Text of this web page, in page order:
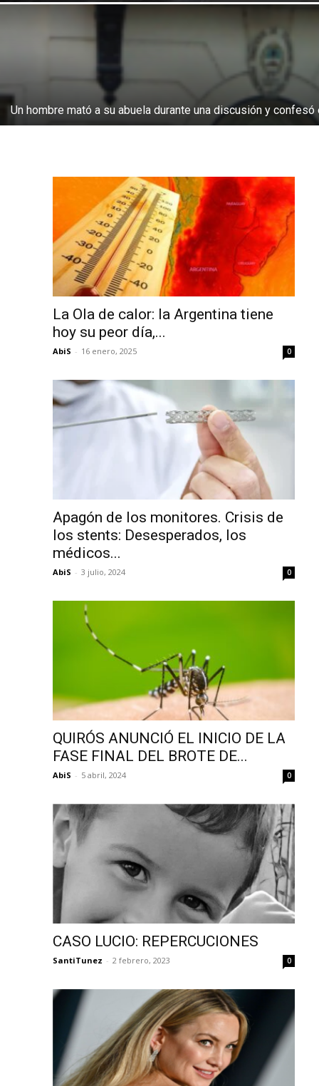
Un hombre mató a su abuela durante una discusión y
La Ola de calor: la Argentina tiene
hoy su peor día,...
AbiS - 16 enero, 2025 0
Apagón de los monitores. Crisis de
los stents: Desesperados, los
médicos...
AbiS - 3 julio, 2024 0
QUIRÓS ANUNCIÓ EL INICIO DE LA
FASE FINAL DEL BROTE DE...
AbiS - 5 abril, 2024 0
CASO LUCIO: REPERCUCIONES
SantiTunez - 2 febrero, 2023 0